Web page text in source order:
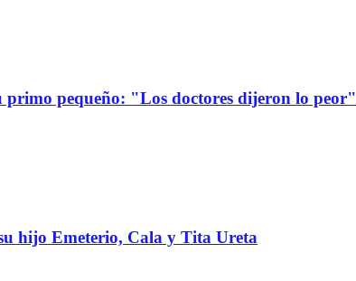
primo pequeño: "Los doctores dijeron lo peor"
hijo Emeterio, Cala y Tita Ureta